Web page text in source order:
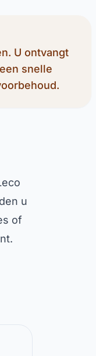
U ontvangt
snelle
u
of